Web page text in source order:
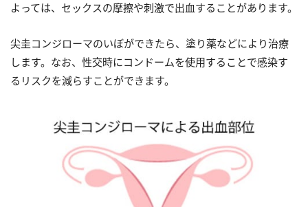
よっては、セックスの摩擦や刺激で出血することがあります。
尖圭コンジローマのいぼができたら、塗り薬などにより治療
します。なお、性交時にコンドームを使用することで感染す
るリスクを減らすことができます。